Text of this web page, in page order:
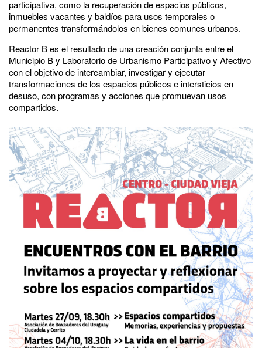
participativa, como la recuperación de espacios públicos,
inmuebles vacantes y baldíos para usos temporales o
permanentes transformándolos en bienes comunes urbanos.
Reactor B es el resultado de una creación conjunta entre el
Municipio B y Laboratorio de Urbanismo Participativo y Afectivo
con el objetivo de intercambiar, investigar y ejecutar
transformaciones de los espacios públicos e intersticios en
desuso, con programas y acciones que promuevan usos
compartidos.